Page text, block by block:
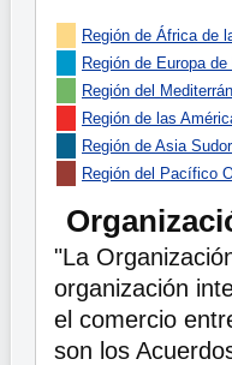
Región de África de
Región de Europa
Región del
Región de las
Región de Asia
Región del Pacífico
"La
organización
el comercio
son los